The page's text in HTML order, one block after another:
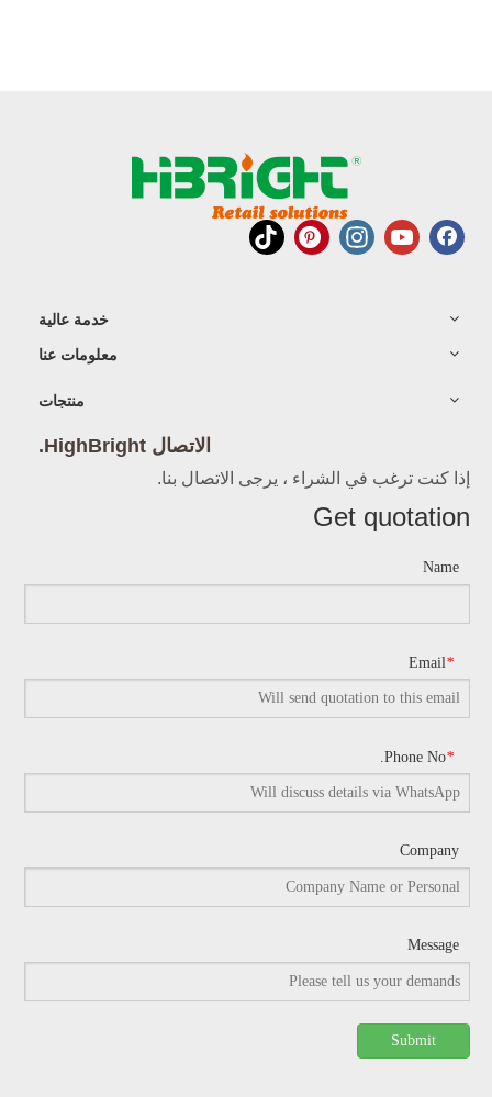
خدمة عالية
معلومات عنا
منتجات
الاتصال HighBright.
إذا كنت ترغب في الشراء ، يرجى الاتصال بنا.
Get quotation
Name
*
Email
*
Phone No.
Company
Message
Submit